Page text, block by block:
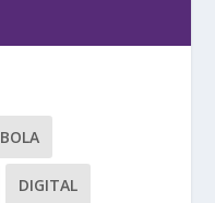
BOLA
DIGITAL